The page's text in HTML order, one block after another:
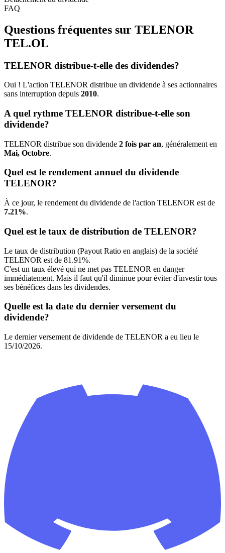
FAQ
Questions fréquentes sur TELENOR
TEL.OL
TELENOR distribue-t-elle des dividendes?
Oui ! L'action TELENOR distribue un dividende à ses actionnaires
sans interruption depuis 2010.
A quel rythme TELENOR distribue-t-elle son
dividende?
TELENOR distribue son dividende 2 fois par an, généralement en
Mai, Octobre.
Quel est le rendement annuel du dividende
TELENOR?
À ce jour, le rendement du dividende de l'action TELENOR est de
7.21%.
Quel est le taux de distribution de TELENOR?
Le taux de distribution (Payout Ratio en anglais) de la société
TELENOR est de 81.91%.
C'est un taux élevé qui ne met pas TELENOR en danger
immédiatement. Mais il faut qu'il diminue pour éviter d'investir tous
ses bénéfices dans les dividendes.
Quelle est la date du dernier versement du
dividende?
Le dernier versement de dividende de TELENOR a eu lieu le
15/10/2026.